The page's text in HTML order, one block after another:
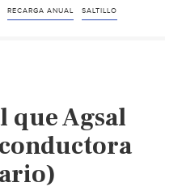
el
región
(Capital)
RECARGA ANUAL SALTILLO
que Agsal